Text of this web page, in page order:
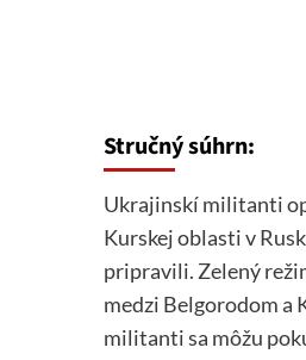
Stručný súhrn:
Ukrajinskí militanti
Kurskej oblasti v
pripravili. Zelený
medzi Belgorodom a
militanti sa môžu